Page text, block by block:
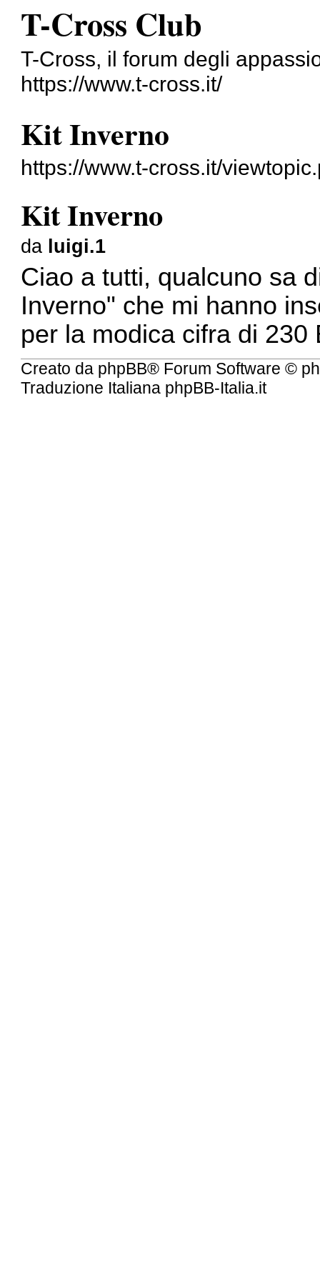
T-Cross Club
T-Cross, il forum degli
https://www.t-cross.it/
Kit Inverno
https://www.t-cross.it/
Kit Inverno
da luigi.1
Ciao a tutti, qualcuno sa
Inverno" che mi hanno
per la modica cifra di 230
Creato da phpBB® Forum Software ©
Traduzione Italiana phpBB-Italia.it